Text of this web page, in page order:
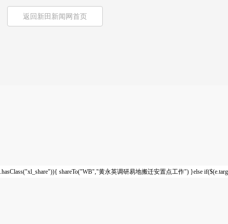
返回新田新闻网首页
.hasClass("xl_share")){ shareTo("WB","黄永英调研易地搬迁安置点工作") }else